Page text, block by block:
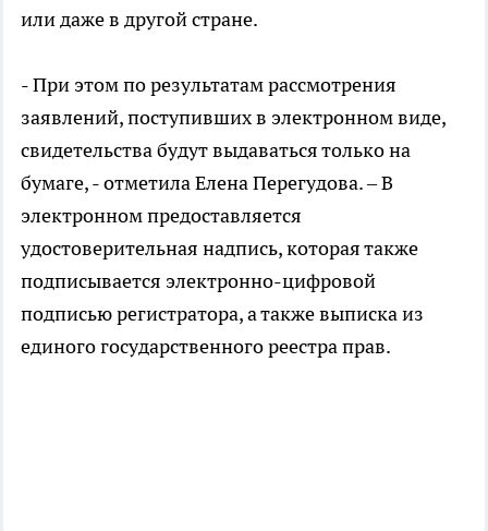
или даже в другой стране.
- При этом по результатам рассмотрения
заявлений, поступивших в электронном виде,
свидетельства будут выдаваться только на
бумаге, - отметила Елена Перегудова. – В
электронном предоставляется
удостоверительная надпись, которая также
подписывается электронно-цифровой
подписью регистратора, а также выписка из
единого государственного реестра прав.